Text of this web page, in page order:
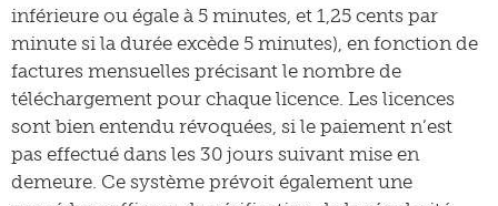
inférieure ou égale à 5 minutes, et 1,25 cents par
minute si la durée excède 5 minutes), en fonction de
factures mensuelles précisant le nombre de
téléchargement pour chaque licence. Les licences
sont bien entendu révoquées, si le paiement n’est
pas effectué dans les 30 jours suivant mise en
demeure. Ce système prévoit également une